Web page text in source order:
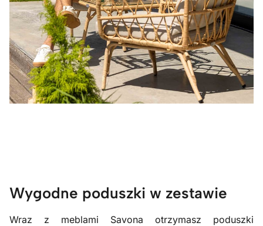
Wygodne poduszki w zestawie
Wraz z meblami Savona otrzymasz poduszki